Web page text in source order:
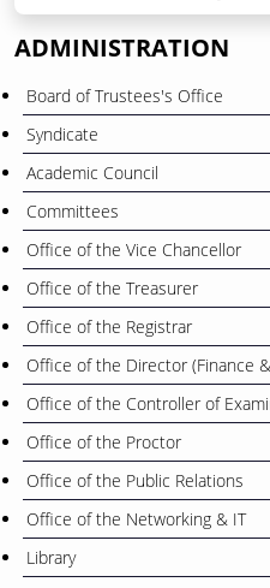
ADMINISTRATION
Board of Trustees's Office
Syndicate
Academic Council
Committees
Office of the Vice Chancellor
Office of the Treasurer
Office of the Registrar
Office of the Director (Finance
Office of the Controller of
Office of the Proctor
Office of the Public Relations
Office of the Networking & IT
Library